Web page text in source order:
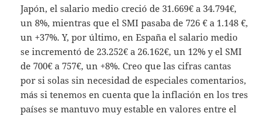
Japón, el salario medio creció de 31.669€ a 34.794€,
un 8%, mientras que el SMI pasaba de 726 € a 1.148 €,
un +37%. Y, por último, en España el salario medio
se incrementó de 23.252€ a 26.162€, un 12% y el SMI
de 700€ a 757€, un +8%. Creo que las cifras cantas
por si solas sin necesidad de especiales comentarios,
más si tenemos en cuenta que la inflación en los tres
países se mantuvo muy estable en valores entre el